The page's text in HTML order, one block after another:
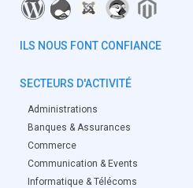
ILS NOUS FONT CONFIANCE
SECTEURS D'ACTIVITÉ
Administrations
Banques & Assurances
Commerce
Communication & Events
Informatique & Télécoms